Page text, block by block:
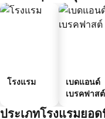
โรงแรม
เบดแอนด์
เบรคฟาสต์
ประเภทโรงแรมยอ